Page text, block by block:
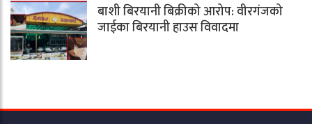
बाशी बिरयानी बिक्रीको आरोप: वीरगंजको
जाईका बिरयानी हाउस विवादमा